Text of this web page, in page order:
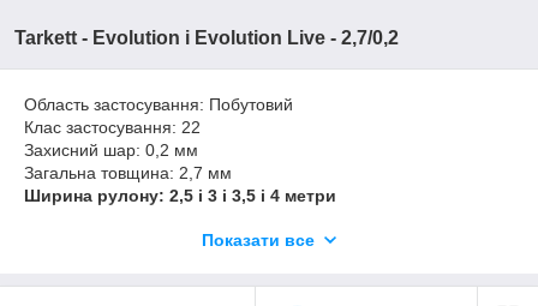
Tarkett - Evolution і Evolution Live - 2,7/0,2
Область застосування: Побутовий
Клас застосування: 22
Захисний шар: 0,2 мм
Загальна товщина: 2,7 мм
Ширина рулону: 2,5 і 3 і 3,5 і 4 метри
Термін служби: 15 роківПоказати все